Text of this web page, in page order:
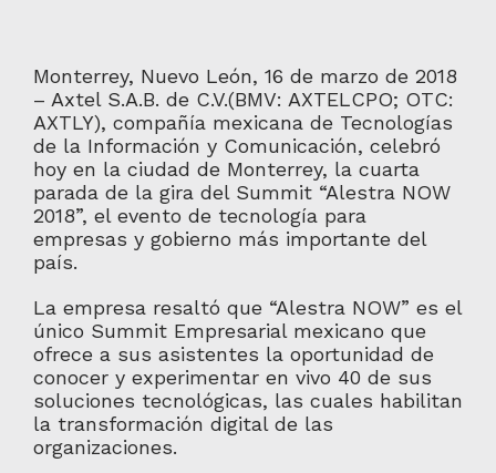
Monterrey, Nuevo León, 16 de marzo de 2018
– Axtel S.A.B. de C.V.(BMV: AXTELCPO; OTC:
AXTLY), compañía mexicana de Tecnologías
de la Información y Comunicación, celebró
hoy en la ciudad de Monterrey, la cuarta
parada de la gira del Summit “Alestra NOW
2018”, el evento de tecnología para
empresas y gobierno más importante del
país.
La empresa resaltó que “Alestra NOW” es el
único Summit Empresarial mexicano que
ofrece a sus asistentes la oportunidad de
conocer y experimentar en vivo 40 de sus
soluciones tecnológicas, las cuales habilitan
la transformación digital de las
organizaciones.